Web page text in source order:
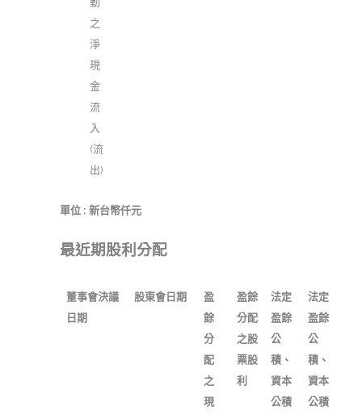
之
淨
現
金
流
入
(流
出)
單位 : 新台幣仟元
最近期股利分配
董事會決議
日期
股東會日期
盈
餘
分
配
之
現
盈餘
分配
之股
票股
利
法定
盈餘
公
積、
資本
公積
法定
盈餘
公
積、
資本
公積